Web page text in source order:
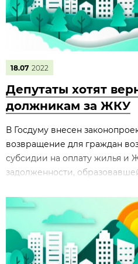
18.07 2022
Депутаты хотят
должникам за ЖКУ
В Госдуму внесен
возвращение для граждан
субсидии на оплату жилья и
задолженности,